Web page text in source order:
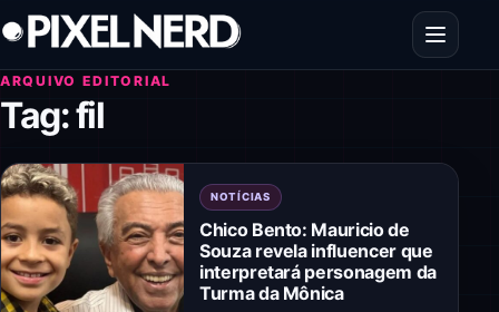
Pular para o conteúdo
Abrir
ARQUIVO EDITORIAL
Tag:fil
NOTÍCIAS
Chico Bento: Mauricio de
Souza revela influencer que
interpretará personagem da
Turma da Mônica